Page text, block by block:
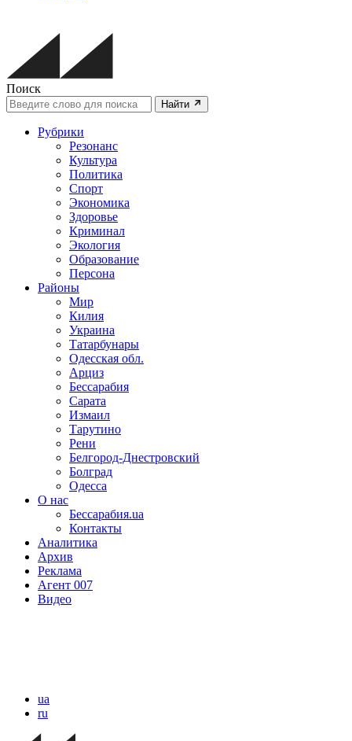
Поиск
Найти
Рубрики
Резонанс
Культура
Политика
Спорт
Экономика
Здоровье
Криминал
Экология
Образование
Персона
Районы
Мир
Килия
Украина
Татарбунары
Одесская обл.
Арциз
Бессарабия
Сарата
Измаил
Тарутино
Рени
Белгород-Днестровский
Болград
Одесса
О нас
Бессарабия.ua
Контакты
Аналитика
Архив
Реклама
Агент 007
Видео
ua
ru